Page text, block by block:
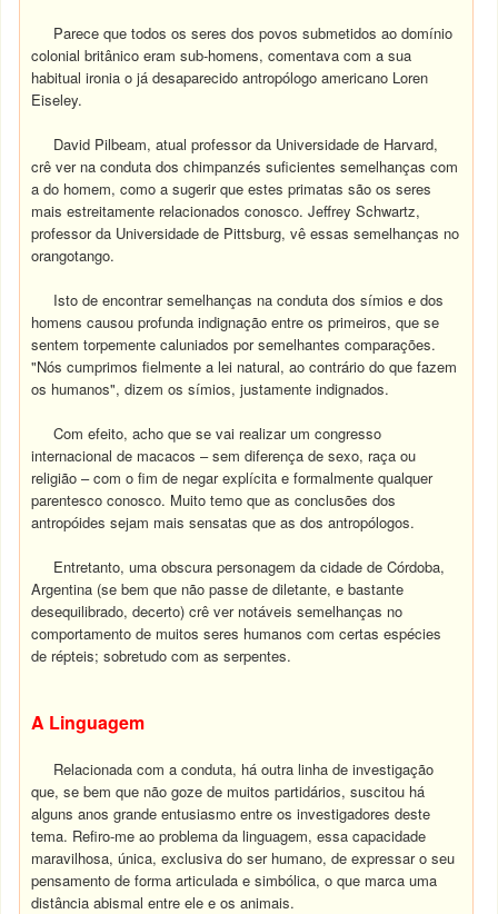
Parece que todos os seres dos povos submetidos ao domínio
colonial britânico eram sub-homens, comentava com a sua
habitual ironia o já desaparecido antropólogo americano Loren
Eiseley.
David Pilbeam, atual professor da Universidade de Harvard,
crê ver na conduta dos chimpanzés suficientes semelhanças com
a do homem, como a sugerir que estes primatas são os seres
mais estreitamente relacionados conosco. Jeffrey Schwartz,
professor da Universidade de Pittsburg, vê essas semelhanças no
orangotango.
Isto de encontrar semelhanças na conduta dos símios e dos
homens causou profunda indignação entre os primeiros, que se
sentem torpemente caluniados por semelhantes comparações.
"Nós cumprimos fielmente a lei natural, ao contrário do que fazem
os humanos", dizem os símios, justamente indignados.
Com efeito, acho que se vai realizar um congresso
internacional de macacos – sem diferença de sexo, raça ou
religião – com o fim de negar explícita e formalmente qualquer
parentesco conosco. Muito temo que as conclusões dos
antropóides sejam mais sensatas que as dos antropólogos.
Entretanto, uma obscura personagem da cidade de Córdoba,
Argentina (se bem que não passe de diletante, e bastante
desequilibrado, decerto) crê ver notáveis semelhanças no
comportamento de muitos seres humanos com certas espécies
de répteis; sobretudo com as serpentes.
A Linguagem
Relacionada com a conduta, há outra linha de investigação
que, se bem que não goze de muitos partidários, suscitou há
alguns anos grande entusiasmo entre os investigadores deste
tema. Refiro-me ao problema da linguagem, essa capacidade
maravilhosa, única, exclusiva do ser humano, de expressar o seu
pensamento de forma articulada e simbólica, o que marca uma
distância abismal entre ele e os animais.